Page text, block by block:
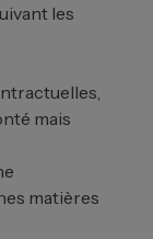
les
mais
matières